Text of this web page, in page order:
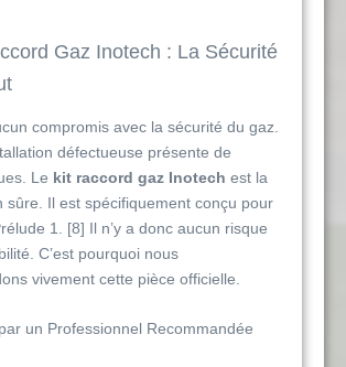
Gaz Inotech : La Sécurité
compromis avec la sécurité du gaz.
défectueuse présente de
Le kit raccord gaz Inotech est la
sûre. Il est spécifiquement conçu pour
1. [8] Il n’y a donc aucun risque
C’est pourquoi nous
vivement cette pièce officielle.
un Professionnel Recommandée